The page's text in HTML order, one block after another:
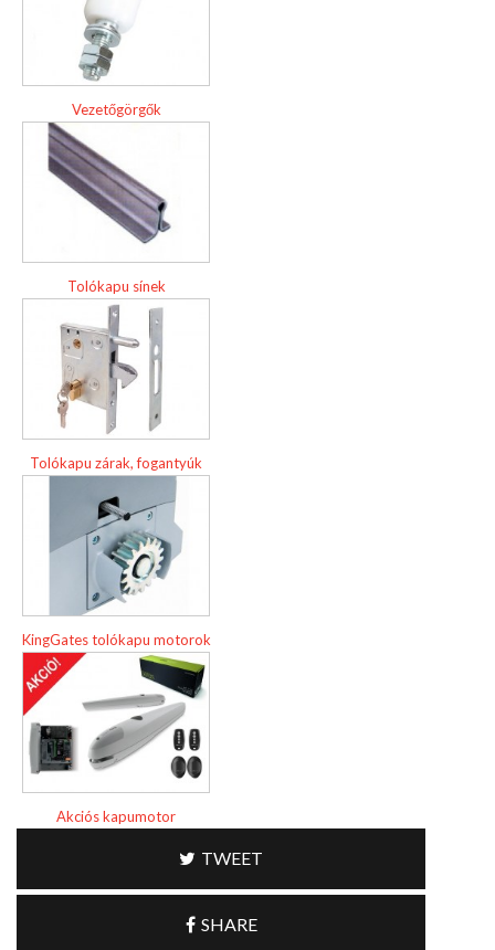
Vezetőgörgők
Tolókapu sínek
Tolókapu zárak, fogantyúk
KingGates tolókapu motorok
Akciós kapumotor
TWEET
SHARE